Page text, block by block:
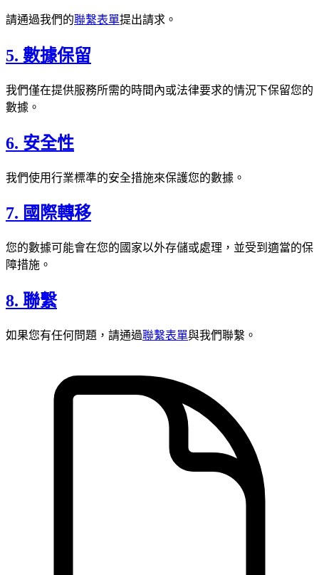
請通過我們的聯繫表單提出請求。
5. 數據保留
我們僅在提供服務所需的時間內或法律要求的情況下保留您的
數據。
6. 安全性
我們使用行業標準的安全措施來保護您的數據。
7. 國際轉移
您的數據可能會在您的國家以外存儲或處理，並受到適當的保
障措施。
8. 聯繫
如果您有任何問題，請通過聯繫表單與我們聯繫。